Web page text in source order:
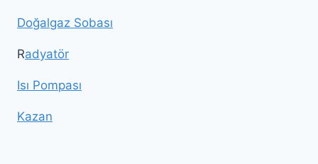
Doğalgaz Sobası
Radyatör
Isı Pompası
Kazan